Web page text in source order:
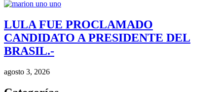
LULA FUE PROCLAMADO
CANDIDATO A PRESIDENTE DEL
BRASIL.-
agosto 3, 2026